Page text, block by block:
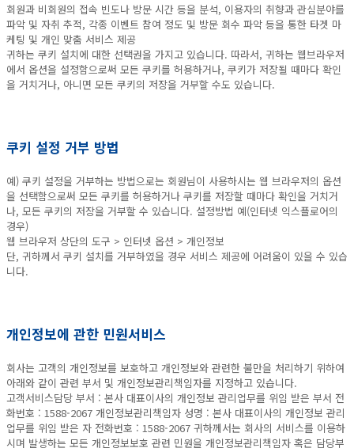
회원과 비회원의 접속 빈도나 방문 시간 등을 분석, 이용자의 취향과 관심분야를
파악 및 자취 추적, 각종 이벤트 참여 정도 및 방문 회수 파악 등을 통한 타겟 마
케팅 및 개인 맞춤 서비스 제공
귀하는 쿠키 설치에 대한 선택권을 가지고 있습니다. 따라서, 귀하는 웹브라우저
에서 옵션을 설정함으로써 모든 쿠키를 허용하거나, 쿠키가 저장될 때마다 확인
을 거치거나, 아니면 모든 쿠키의 저장을 거부할 수도 있습니다.
쿠키 설정 거부 방법
예) 쿠키 설정을 거부하는 방법으로는 회원님이 사용하시는 웹 브라우저의 옵션
을 선택함으로써 모든 쿠키를 허용하거나 쿠키를 저장할 때마다 확인을 거치거
나, 모든 쿠키의 저장을 거부할 수 있습니다. 설정방법 예(인터넷 익스플로어의
경우)
웹 브라우저 상단의 도구 > 인터넷 옵션 > 개인정보
단, 귀하께서 쿠키 설치를 거부하였을 경우 서비스 제공에 어려움이 있을 수 있습
니다.
개인정보에 관한 민원서비스
회사는 고객의 개인정보를 보호하고 개인정보와 관련한 불만을 처리하기 위하여
아래와 같이 관련 부서 및 개인정보관리책임자를 지정하고 있습니다.
고객서비스담당 부서 : 본사 대표이사의 개인정보 관리업무를 위임 받은 부서 전
화번호 : 1588-2067 개인정보관리책임자 성명 : 본사 대표이사의 개인정보 관리
업무를 위임 받은 자 전화번호 : 1588-2067 귀하께서는 회사의 서비스를 이용하
시며 발생하는 모든 개인정보보호 관련 민원을 개인정보관리책임자 혹은 담당부